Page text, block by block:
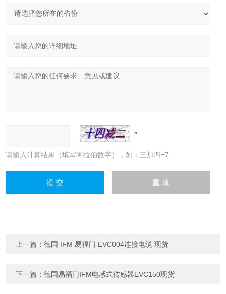
请输入计算结果（填写阿拉伯数字），如：三加四=7
上一篇：德国 IFM 易福门 EVC004连接电缆 现货
下一篇：德国易福门IFM电感式传感器EVC150现货